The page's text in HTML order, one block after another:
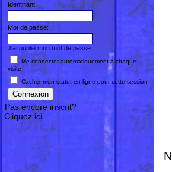
Identifiant:
Mot de passe:
J'ai oublié mon mot de passe
Me connecter automatiquement à chaque
visite
Cacher mon statut en ligne pour cette session
Pas encore inscrit?
Cliquezici